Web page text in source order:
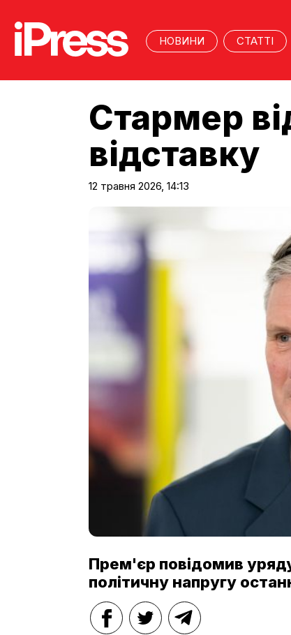
НОВИНИ СТАТТІ
Стармер
відставку
12 травня 2026, 14:13
Прем'єр повідомив
політичну напругу